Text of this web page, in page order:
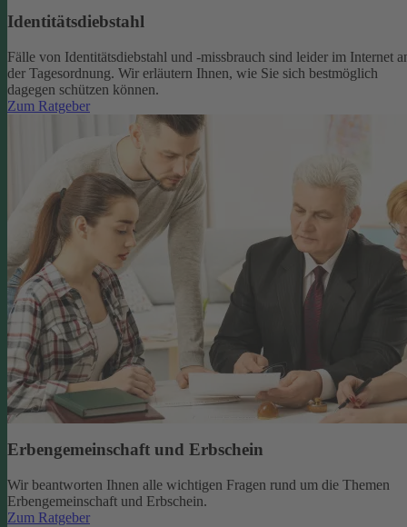
Identitätsdiebstahl
Fälle von Identitätsdiebstahl und -missbrauch sind leider im Internet
der Tagesordnung. Wir erläutern Ihnen, wie Sie sich bestmöglich
dagegen schützen können.
Zum Ratgeber
Erbengemeinschaft und Erbschein
Wir beantworten Ihnen alle wichtigen Fragen rund um die Themen
Erbengemeinschaft und Erbschein.
Zum Ratgeber